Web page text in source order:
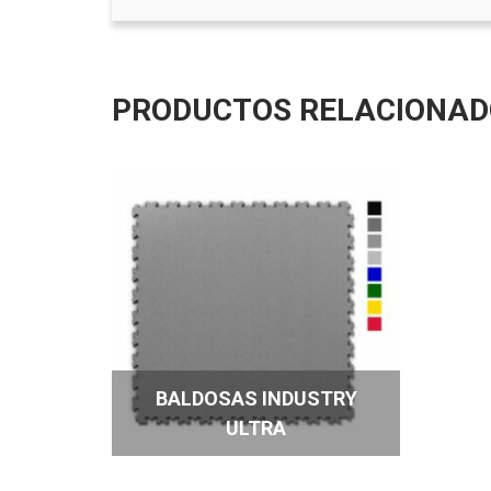
PRODUCTOS
BALDOSAS INDUSTRY
ULTRA